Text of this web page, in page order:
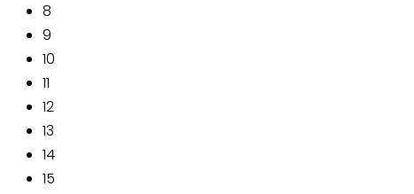
8
9
10
11
12
13
14
15